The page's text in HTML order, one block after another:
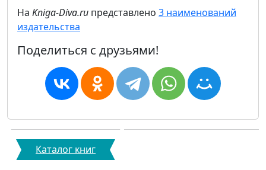
На Kniga-Diva.ru представлено 3 наименований
издательства
Поделиться с друзьями!
Каталог книг